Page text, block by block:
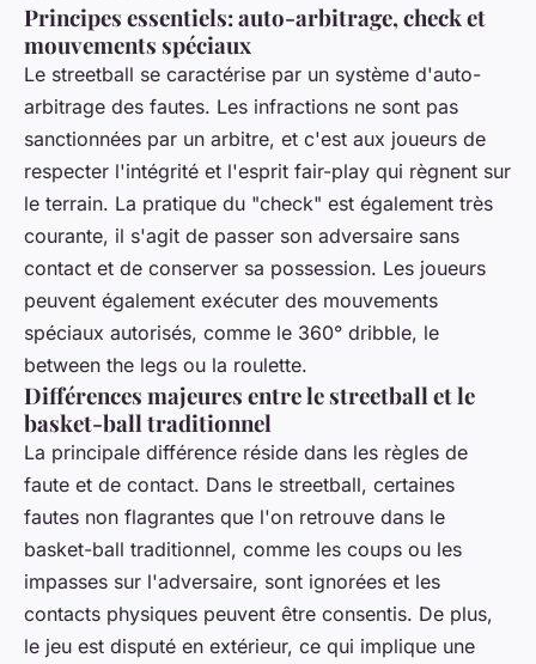
Principes essentiels: auto-arbitrage, check et
mouvements spéciaux
Le streetball se caractérise par un système d'auto-
arbitrage des fautes. Les infractions ne sont pas
sanctionnées par un arbitre, et c'est aux joueurs de
respecter l'intégrité et l'esprit fair-play qui règnent sur
le terrain. La pratique du "check" est également très
courante, il s'agit de passer son adversaire sans
contact et de conserver sa possession. Les joueurs
peuvent également exécuter des mouvements
spéciaux autorisés, comme le 360° dribble, le
between the legs ou la roulette.
Différences majeures entre le streetball et le
basket-ball traditionnel
La principale différence réside dans les règles de
faute et de contact. Dans le streetball, certaines
fautes non flagrantes que l'on retrouve dans le
basket-ball traditionnel, comme les coups ou les
impasses sur l'adversaire, sont ignorées et les
contacts physiques peuvent être consentis. De plus,
le jeu est disputé en extérieur, ce qui implique une